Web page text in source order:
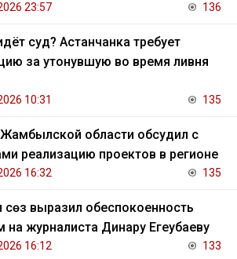
23:57 136
суд? Астанчанка требует
за утонувшую во время ливня
10:31 135
области обсудил с
реализацию проектов в регионе
16:32 135
сөз выразил обеспокоенность
на журналиста Динару Егеубаеву
16:12 133